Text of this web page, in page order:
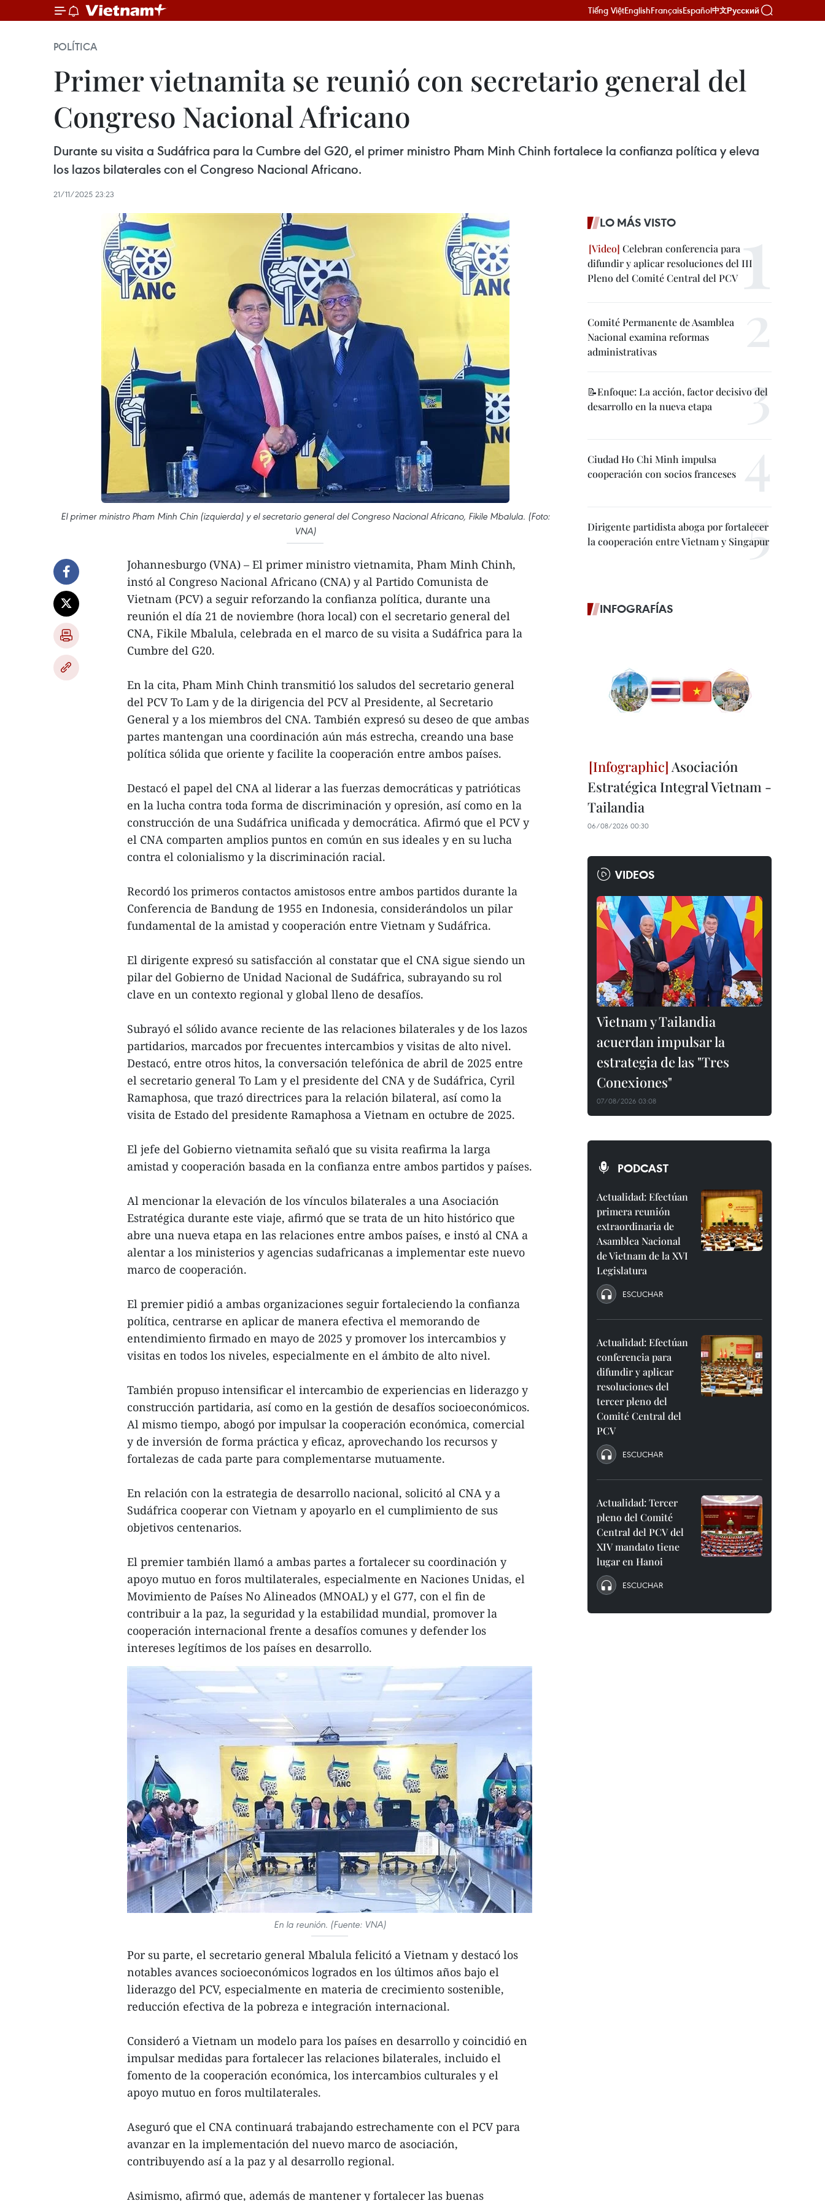
Tiếng ViệtEnglishFrançaisEspañol中文Русский
POLÍTICA
Primer vietnamita se reunió con secretario general del
Congreso Nacional Africano
Durante su visita a Sudáfrica para la Cumbre del G20, el primer ministro Pham Minh Chinh fortalece la confianza política y eleva
los lazos bilaterales con el Congreso Nacional Africano.
21/11/2025 23:23
El primer ministro Pham Minh Chin (izquierda) y el secretario general del Congreso Nacional Africano, Fikile Mbalula. (Foto:
VNA)
Johannesburgo (VNA) – El primer ministro vietnamita, Pham Minh Chinh,
instó al Congreso Nacional Africano (CNA) y al Partido Comunista de
Vietnam (PCV) a seguir reforzando la confianza política, durante una
reunión el día 21 de noviembre (hora local) con el secretario general del
CNA, Fikile Mbalula, celebrada en el marco de su visita a Sudáfrica para la
Cumbre del G20.
En la cita, Pham Minh Chinh transmitió los saludos del secretario general
del PCV To Lam y de la dirigencia del PCV al Presidente, al Secretario
General y a los miembros del CNA. También expresó su deseo de que ambas
partes mantengan una coordinación aún más estrecha, creando una base
política sólida que oriente y facilite la cooperación entre ambos países.
Destacó el papel del CNA al liderar a las fuerzas democráticas y patrióticas
en la lucha contra toda forma de discriminación y opresión, así como en la
construcción de una Sudáfrica unificada y democrática. Afirmó que el PCV y
el CNA comparten amplios puntos en común en sus ideales y en su lucha
contra el colonialismo y la discriminación racial.
Recordó los primeros contactos amistosos entre ambos partidos durante la
Conferencia de Bandung de 1955 en Indonesia, considerándolos un pilar
fundamental de la amistad y cooperación entre Vietnam y Sudáfrica.
El dirigente expresó su satisfacción al constatar que el CNA sigue siendo un
pilar del Gobierno de Unidad Nacional de Sudáfrica, subrayando su rol
clave en un contexto regional y global lleno de desafíos.
Subrayó el sólido avance reciente de las relaciones bilaterales y de los lazos
partidarios, marcados por frecuentes intercambios y visitas de alto nivel.
Destacó, entre otros hitos, la conversación telefónica de abril de 2025 entre
el secretario general To Lam y el presidente del CNA y de Sudáfrica, Cyril
Ramaphosa, que trazó directrices para la relación bilateral, así como la
visita de Estado del presidente Ramaphosa a Vietnam en octubre de 2025.
El jefe del Gobierno vietnamita señaló que su visita reafirma la larga
amistad y cooperación basada en la confianza entre ambos partidos y países.
Al mencionar la elevación de los vínculos bilaterales a una Asociación
Estratégica durante este viaje, afirmó que se trata de un hito histórico que
abre una nueva etapa en las relaciones entre ambos países, e instó al CNA a
alentar a los ministerios y agencias sudafricanas a implementar este nuevo
marco de cooperación.
El premier pidió a ambas organizaciones seguir fortaleciendo la confianza
política, centrarse en aplicar de manera efectiva el memorando de
entendimiento firmado en mayo de 2025 y promover los intercambios y
visitas en todos los niveles, especialmente en el ámbito de alto nivel.
También propuso intensificar el intercambio de experiencias en liderazgo y
construcción partidaria, así como en la gestión de desafíos socioeconómicos.
Al mismo tiempo, abogó por impulsar la cooperación económica, comercial
y de inversión de forma práctica y eficaz, aprovechando los recursos y
fortalezas de cada parte para complementarse mutuamente.
En relación con la estrategia de desarrollo nacional, solicitó al CNA y a
Sudáfrica cooperar con Vietnam y apoyarlo en el cumplimiento de sus
objetivos centenarios.
El premier también llamó a ambas partes a fortalecer su coordinación y
apoyo mutuo en foros multilaterales, especialmente en Naciones Unidas, el
Movimiento de Países No Alineados (MNOAL) y el G77, con el fin de
contribuir a la paz, la seguridad y la estabilidad mundial, promover la
cooperación internacional frente a desafíos comunes y defender los
intereses legítimos de los países en desarrollo.
En la reunión. (Fuente: VNA)
Por su parte, el secretario general Mbalula felicitó a Vietnam y destacó los
notables avances socioeconómicos logrados en los últimos años bajo el
liderazgo del PCV, especialmente en materia de crecimiento sostenible,
reducción efectiva de la pobreza e integración internacional.
Consideró a Vietnam un modelo para los países en desarrollo y coincidió en
impulsar medidas para fortalecer las relaciones bilaterales, incluido el
fomento de la cooperación económica, los intercambios culturales y el
apoyo mutuo en foros multilaterales.
Aseguró que el CNA continuará trabajando estrechamente con el PCV para
avanzar en la implementación del nuevo marco de asociación,
contribuyendo así a la paz y al desarrollo regional.
Asimismo, afirmó que, además de mantener y fortalecer las buenas
LO MÁS VISTO
Celebran conferencia para
difundir y aplicar resoluciones del III
Pleno del Comité Central del PCV
Comité Permanente de Asamblea
Nacional examina reformas
administrativas
📝Enfoque: La acción, factor decisivo del
desarrollo en la nueva etapa
Ciudad Ho Chi Minh impulsa
cooperación con socios franceses
Dirigente partidista aboga por fortalecer
la cooperación entre Vietnam y Singapur
INFOGRAFÍAS
Asociación
Estratégica Integral Vietnam -
Tailandia
06/08/2026 00:30
VIDEOS
Vietnam y Tailandia
acuerdan impulsar la
estrategia de las "Tres
Conexiones"
07/08/2026 03:08
PODCAST
Actualidad: Efectúan
primera reunión
extraordinaria de
Asamblea Nacional
de Vietnam de la XVI
Legislatura
ESCUCHAR
Actualidad: Efectúan
conferencia para
difundir y aplicar
resoluciones del
tercer pleno del
Comité Central del
PCV
ESCUCHAR
Actualidad: Tercer
pleno del Comité
Central del PCV del
XIV mandato tiene
lugar en Hanoi
ESCUCHAR